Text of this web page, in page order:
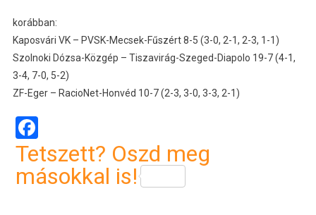
korábban:
Kaposvári VK – PVSK-Mecsek-Fűszért 8-5 (3-0, 2-1, 2-3, 1-1)
Szolnoki Dózsa-Közgép – Tiszavirág-Szeged-Diapolo 19-7 (4-1,
3-4, 7-0, 5-2)
ZF-Eger – RacioNet-Honvéd 10-7 (2-3, 3-0, 3-3, 2-1)
Facebook
Tetszett? Oszd meg
másokkal is!